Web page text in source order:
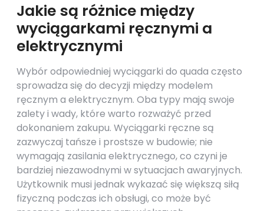
Jakie są różnice między
wyciągarkami ręcznymi a
elektrycznymi
Wybór odpowiedniej wyciągarki do quada często
sprowadza się do decyzji między modelem
ręcznym a elektrycznym. Oba typy mają swoje
zalety i wady, które warto rozważyć przed
dokonaniem zakupu. Wyciągarki ręczne są
zazwyczaj tańsze i prostsze w budowie; nie
wymagają zasilania elektrycznego, co czyni je
bardziej niezawodnymi w sytuacjach awaryjnych.
Użytkownik musi jednak wykazać się większą siłą
fizyczną podczas ich obsługi, co może być